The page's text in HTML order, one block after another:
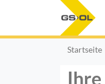
Startseite